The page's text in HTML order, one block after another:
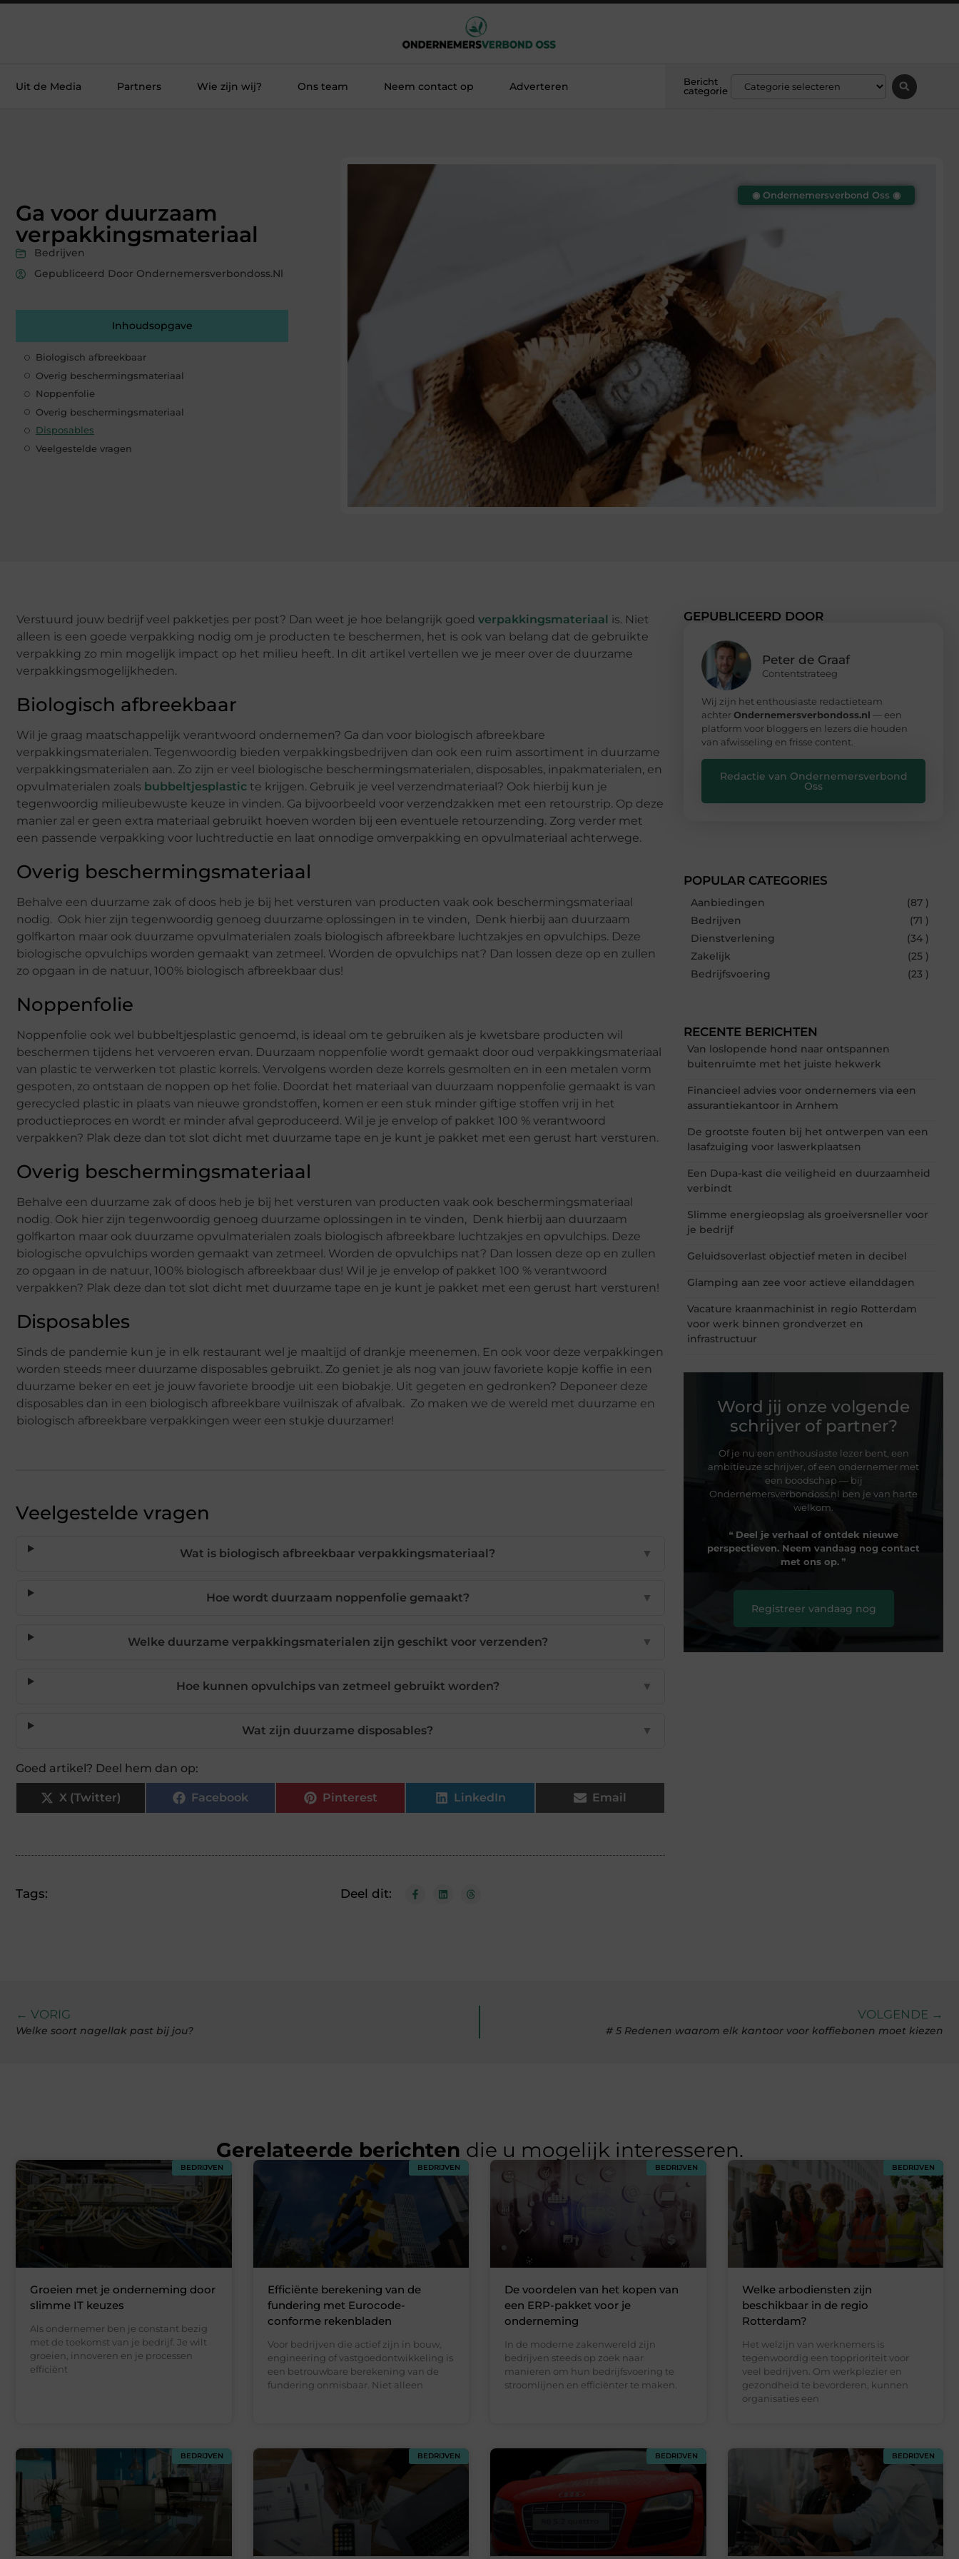
Uit de Media Partners Wie zijn wij? Ons team Neem contact op Adverteren
Bericht
categorie
Ga voor duurzaam
verpakkingsmateriaal
Bedrijven
Gepubliceerd Door Ondernemersverbondoss.nl
Inhoudsopgave
Biologisch afbreekbaar
Overig beschermingsmateriaal
Noppenfolie
Overig beschermingsmateriaal
Disposables
Veelgestelde vragen
◉ Ondernemersverbond Oss ◉
Verstuurd jouw bedrijf veel pakketjes per post? Dan weet je hoe belangrijk goed verpakkingsmateriaal is. Niet
alleen is een goede verpakking nodig om je producten te beschermen, het is ook van belang dat de gebruikte
verpakking zo min mogelijk impact op het milieu heeft. In dit artikel vertellen we je meer over de duurzame
verpakkingsmogelijkheden.
Biologisch afbreekbaar
Wil je graag maatschappelijk verantwoord ondernemen? Ga dan voor biologisch afbreekbare
verpakkingsmaterialen. Tegenwoordig bieden verpakkingsbedrijven dan ook een ruim assortiment in duurzame
verpakkingsmaterialen aan. Zo zijn er veel biologische beschermingsmaterialen, disposables, inpakmaterialen, en
opvulmaterialen zoals bubbeltjesplastic te krijgen. Gebruik je veel verzendmateriaal? Ook hierbij kun je
tegenwoordig milieubewuste keuze in vinden. Ga bijvoorbeeld voor verzendzakken met een retourstrip. Op deze
manier zal er geen extra materiaal gebruikt hoeven worden bij een eventuele retourzending. Zorg verder met
een passende verpakking voor luchtreductie en laat onnodige omverpakking en opvulmateriaal achterwege.
Overig beschermingsmateriaal
Behalve een duurzame zak of doos heb je bij het versturen van producten vaak ook beschermingsmateriaal
nodig. Ook hier zijn tegenwoordig genoeg duurzame oplossingen in te vinden, Denk hierbij aan duurzaam
golfkarton maar ook duurzame opvulmaterialen zoals biologisch afbreekbare luchtzakjes en opvulchips. Deze
biologische opvulchips worden gemaakt van zetmeel. Worden de opvulchips nat? Dan lossen deze op en zullen
zo opgaan in de natuur, 100% biologisch afbreekbaar dus!
Noppenfolie
Noppenfolie ook wel bubbeltjesplastic genoemd, is ideaal om te gebruiken als je kwetsbare producten wil
beschermen tijdens het vervoeren ervan. Duurzaam noppenfolie wordt gemaakt door oud verpakkingsmateriaal
van plastic te verwerken tot plastic korrels. Vervolgens worden deze korrels gesmolten en in een metalen vorm
gespoten, zo ontstaan de noppen op het folie. Doordat het materiaal van duurzaam noppenfolie gemaakt is van
gerecycled plastic in plaats van nieuwe grondstoffen, komen er een stuk minder giftige stoffen vrij in het
productieproces en wordt er minder afval geproduceerd. Wil je je envelop of pakket 100 % verantwoord
verpakken? Plak deze dan tot slot dicht met duurzame tape en je kunt je pakket met een gerust hart versturen.
Overig beschermingsmateriaal
Behalve een duurzame zak of doos heb je bij het versturen van producten vaak ook beschermingsmateriaal
nodig. Ook hier zijn tegenwoordig genoeg duurzame oplossingen in te vinden, Denk hierbij aan duurzaam
golfkarton maar ook duurzame opvulmaterialen zoals biologisch afbreekbare luchtzakjes en opvulchips. Deze
biologische opvulchips worden gemaakt van zetmeel. Worden de opvulchips nat? Dan lossen deze op en zullen
zo opgaan in de natuur, 100% biologisch afbreekbaar dus! Wil je je envelop of pakket 100 % verantwoord
verpakken? Plak deze dan tot slot dicht met duurzame tape en je kunt je pakket met een gerust hart versturen!
Disposables
Sinds de pandemie kun je in elk restaurant wel je maaltijd of drankje meenemen. En ook voor deze verpakkingen
worden steeds meer duurzame disposables gebruikt. Zo geniet je als nog van jouw favoriete kopje koffie in een
duurzame beker en eet je jouw favoriete broodje uit een biobakje. Uit gegeten en gedronken? Deponeer deze
disposables dan in een biologisch afbreekbare vuilniszak of afvalbak. Zo maken we de wereld met duurzame en
biologisch afbreekbare verpakkingen weer een stukje duurzamer!
Veelgestelde vragen
Wat is biologisch afbreekbaar verpakkingsmateriaal? ▼
Hoe wordt duurzaam noppenfolie gemaakt? ▼
Welke duurzame verpakkingsmaterialen zijn geschikt voor verzenden? ▼
Hoe kunnen opvulchips van zetmeel gebruikt worden? ▼
Wat zijn duurzame disposables? ▼
Goed artikel? Deel hem dan op:
X (Twitter) Facebook Pinterest LinkedIn Email
Tags: Deel dit:
GEPUBLICEERD DOOR
Peter de Graaf
Contentstrateeg
Wij zijn het enthousiaste redactieteam
achterOndernemersverbondoss.nl — een
platform voor bloggers en lezers die houden
van afwisseling en frisse content.
Redactie van Ondernemersverbond
Oss
POPULAR CATEGORIES
Aanbiedingen
(87 )
Bedrijven
(71 )
Dienstverlening
(34 )
Zakelijk
(25 )
Bedrijfsvoering
(23 )
RECENTE BERICHTEN
Van loslopende hond naar ontspannen
buitenruimte met het juiste hekwerk
Financieel advies voor ondernemers via een
assurantiekantoor in Arnhem
De grootste fouten bij het ontwerpen van een
lasafzuiging voor laswerkplaatsen
Een Dupa-kast die veiligheid en duurzaamheid
verbindt
Slimme energieopslag als groeiversneller voor
je bedrijf
Geluidsoverlast objectief meten in decibel
Glamping aan zee voor actieve eilanddagen
Vacature kraanmachinist in regio Rotterdam
voor werk binnen grondverzet en
infrastructuur
Word jij onze volgende
schrijver of partner?
Of je nu een enthousiaste lezer bent, een
ambitieuze schrijver, of een ondernemer met
een boodschap — bij
Ondernemersverbondoss.nl ben je van harte
welkom.
❝ Deel je verhaal of ontdek nieuwe
perspectieven. Neem vandaag nog contact
met ons op. ❞
Registreer vandaag nog
← VORIG
Welke soort nagellak past bij jou?
VOLGENDE →
# 5 Redenen waarom elk kantoor voor koffiebonen moet kiezen
Gerelateerde berichten die u mogelijk interesseren.
BEDRIJVEN
Groeien met je onderneming door
slimme IT keuzes
Als ondernemer ben je constant bezig
met de toekomst van je bedrijf. Je wilt
groeien, innoveren en je processen
efficiënt
BEDRIJVEN
Efficiënte berekening van de
fundering met Eurocode-
conforme rekenbladen
Voor bedrijven die actief zijn in bouw,
engineering of vastgoedontwikkeling is
een betrouwbare berekening van de
fundering onmisbaar. Niet alleen
BEDRIJVEN
De voordelen van het kopen van
een ERP-pakket voor je
onderneming
In de moderne zakenwereld zijn
bedrijven steeds op zoek naar
manieren om hun bedrijfsvoering te
stroomlijnen en efficiënter te maken.
BEDRIJVEN
Welke arbodiensten zijn
beschikbaar in de regio
Rotterdam?
Het welzijn van werknemers is
tegenwoordig een topprioriteit voor
veel bedrijven. Om werkplezier en
gezondheid te bevorderen, kunnen
organisaties een
BEDRIJVEN BEDRIJVEN BEDRIJVEN BEDRIJVEN